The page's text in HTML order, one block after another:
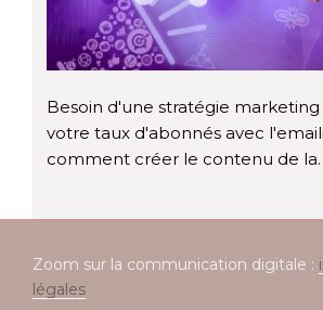
Besoin d'une stratégie
votre taux d'abonnés avec
comment créer le contenu de
Zoom sur la communication digitale :
légales